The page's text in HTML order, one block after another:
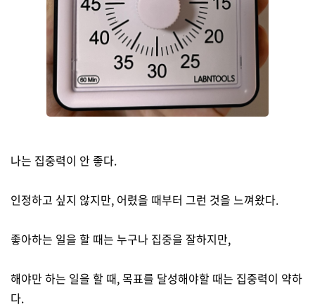
나는 집중력이 안 좋다.
인정하고 싶지 않지만, 어렸을 때부터 그런 것을 느껴왔다.
좋아하는 일을 할 때는 누구나 집중을 잘하지만,
해야만 하는 일을 할 때, 목표를 달성해야할 때는 집중력이 약하
다.